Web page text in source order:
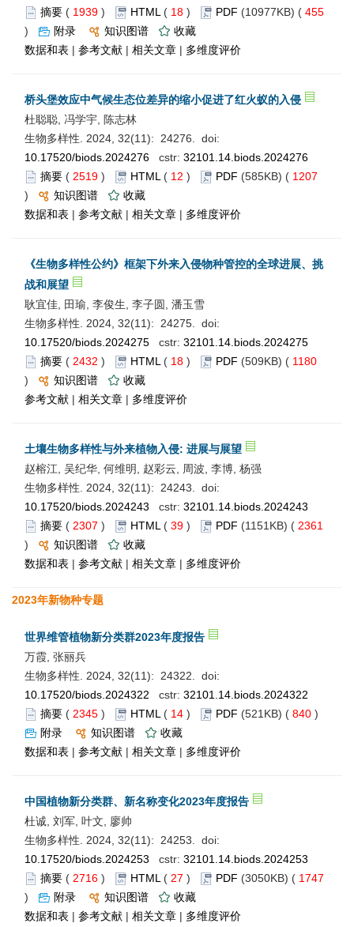
摘要 ( 1939 ) HTML ( 18 ) PDF (10977KB) ( 455
)
附录 知识图谱
收藏
数据和表 | 参考文献 | 相关文章 | 多维度评价
桥头堡效应中气候生态位差异的缩小促进了红火蚁的入侵
杜聪聪, 冯学宇, 陈志林
生物多样性. 2024, 32(11): 24276. doi:
10.17520/biods.2024276 cstr: 32101.14.biods.2024276
摘要 ( 2519 ) HTML ( 12 ) PDF (585KB) ( 1207
)
知识图谱
收藏
数据和表 | 参考文献 | 相关文章 | 多维度评价
《生物多样性公约》框架下外来入侵物种管控的全球进展、挑
战和展望
耿宜佳, 田瑜, 李俊生, 李子圆, 潘玉雪
生物多样性. 2024, 32(11): 24275. doi:
10.17520/biods.2024275 cstr: 32101.14.biods.2024275
摘要 ( 2432 ) HTML ( 18 ) PDF (509KB) ( 1180
)
知识图谱
收藏
参考文献 | 相关文章 | 多维度评价
土壤生物多样性与外来植物入侵: 进展与展望
赵榕江, 吴纪华, 何维明, 赵彩云, 周波, 李博, 杨强
生物多样性. 2024, 32(11): 24243. doi:
10.17520/biods.2024243 cstr: 32101.14.biods.2024243
摘要 ( 2307 ) HTML ( 39 ) PDF (1151KB) ( 2361
)
知识图谱
收藏
数据和表 | 参考文献 | 相关文章 | 多维度评价
2023年新物种专题
世界维管植物新分类群2023年度报告
万霞, 张丽兵
生物多样性. 2024, 32(11): 24322. doi:
10.17520/biods.2024322 cstr: 32101.14.biods.2024322
摘要 ( 2345 ) HTML ( 14 ) PDF (521KB) ( 840 )
附录
知识图谱
收藏
数据和表 | 参考文献 | 相关文章 | 多维度评价
中国植物新分类群、新名称变化2023年度报告
杜诚, 刘军, 叶文, 廖帅
生物多样性. 2024, 32(11): 24253. doi:
10.17520/biods.2024253 cstr: 32101.14.biods.2024253
摘要 ( 2716 ) HTML ( 27 ) PDF (3050KB) ( 1747
)
附录 知识图谱
收藏
数据和表 | 参考文献 | 相关文章 | 多维度评价